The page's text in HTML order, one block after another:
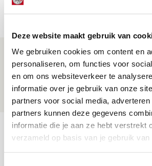
Deze website maakt gebruik van
We gebruiken cookies om content en
personaliseren, om functies voor
en om ons websiteverkeer te
informatie over je gebruik van onze
partners voor social media,
partners kunnen deze gegevens
informatie die je aan ze hebt verstrekt
verzameld op basis van je gebruik
Net binnen //
Drie dingen die je moet
Zwolle - Ajax
Míchels elf: met welke
jij aan nieuw